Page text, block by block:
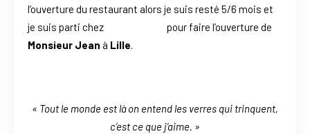
l’ouverture du restaurant alors je suis resté 5/6 mois et
je suis parti chez
pour faire l’ouverture de
Monsieur Jean à Lille.
« Tout le monde est là on entend les verres qui trinquent,
c’est ce que j’aime. »